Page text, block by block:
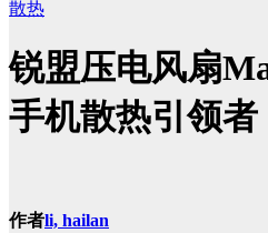
散热
锐盟压电风扇
手机散热引领者
作者li, hailan